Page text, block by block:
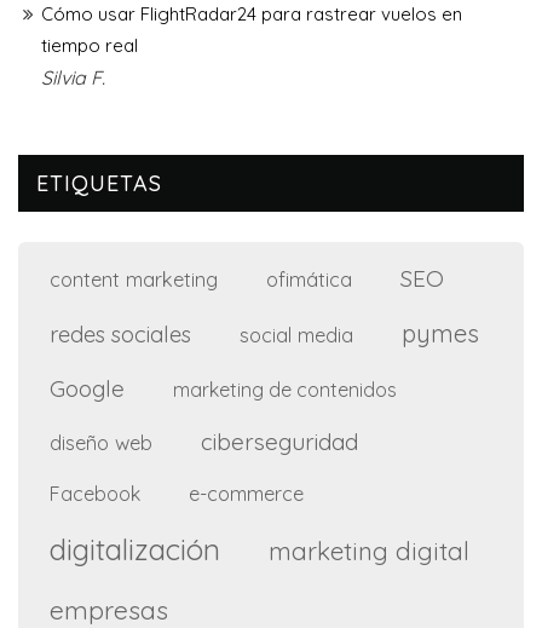
Cómo usar FlightRadar24 para rastrear vuelos en
tiempo real
Silvia F.
ETIQUETAS
content marketing ofimática SEO
redes sociales social media pymes
Google marketing de contenidos
diseño web ciberseguridad
Facebook e-commerce
digitalización
marketing digital
empresas